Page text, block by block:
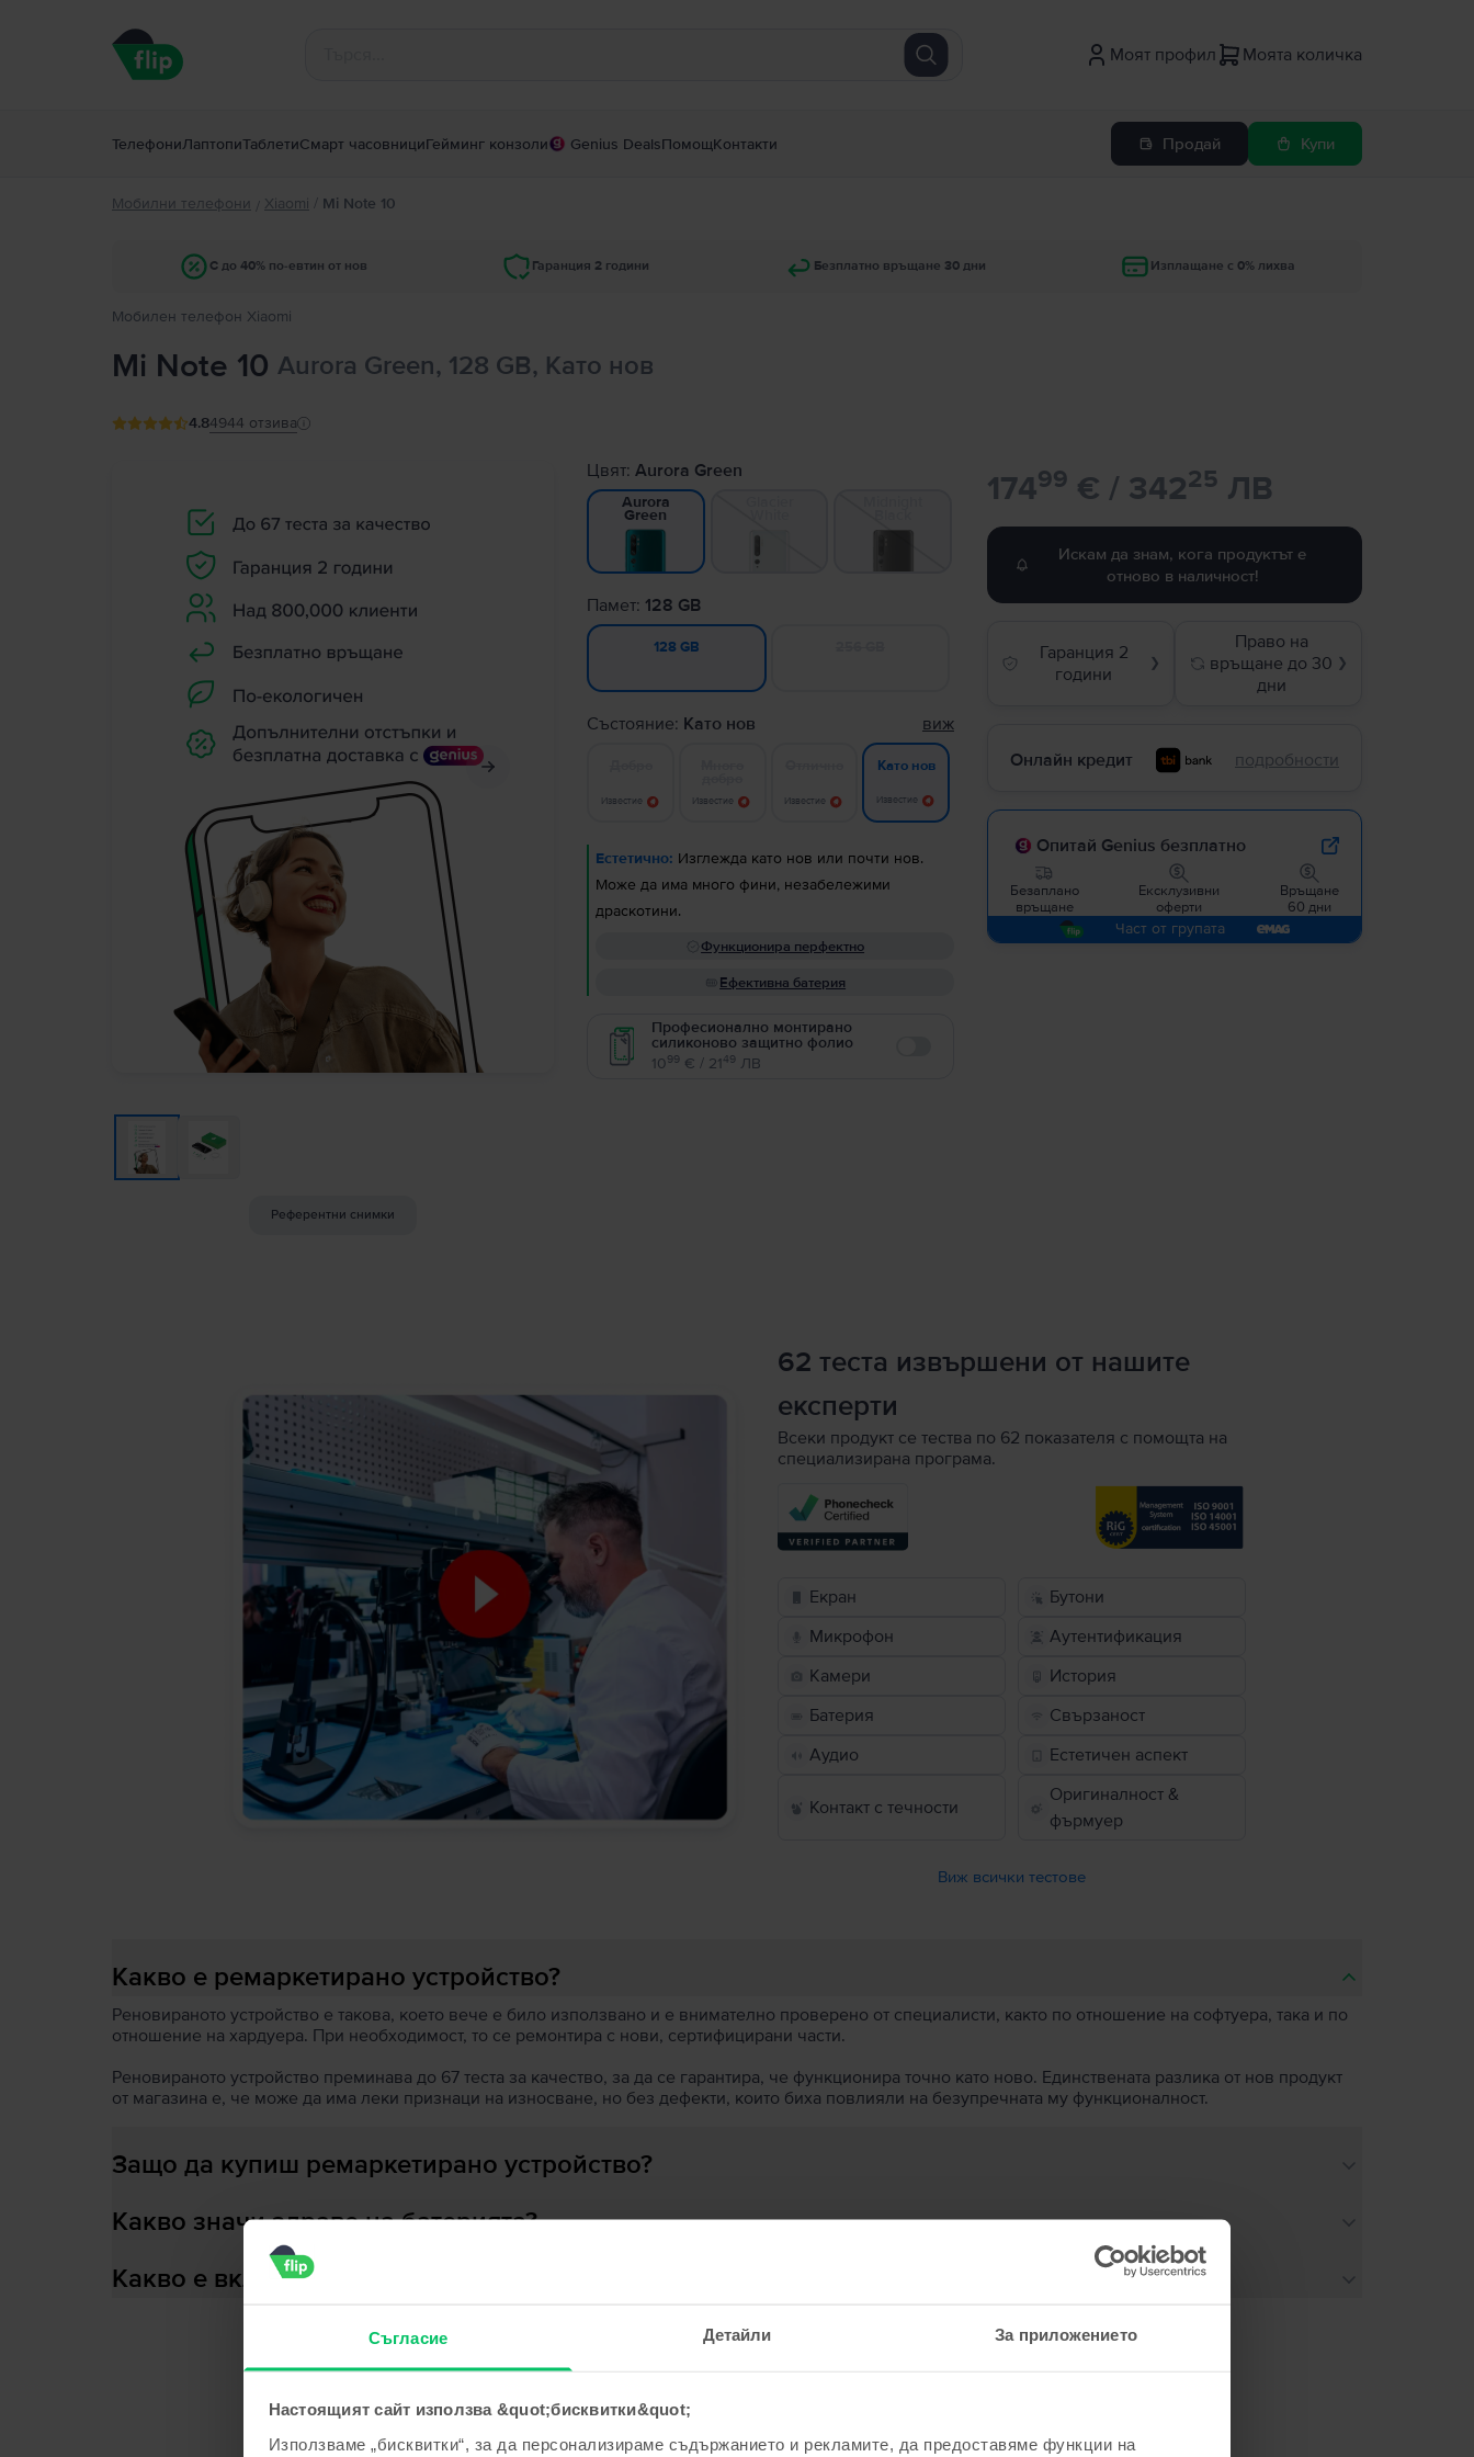
Съгласие Детайли За приложението
Настоящият сайт използва &quot;бисквитки&quot;
Използваме „бисквитки“, за да персонализираме съдържанието и рекламите, да предоставяме функции на
Моят профил Моята количка
ТелефониЛаптопиТаблетиСмарт часовнициГейминг конзоли Genius DealsПомощКонтакти Продай Купи
Мобилни телефони / Xiaomi / Mi Note 10
С до 40% по-евтин от нов Гаранция 2 години Безплатно връщане 30 дни Изплащане с 0% лихва
Мобилен телефон Xiaomi
Mi Note 10 Aurora Green, 128 GB, Като нов
4.84944 отзива
Референтни снимки
Цвят:Aurora Green
Aurora
Green
Памет: 128 GB
128 GB
Състояние: Като нов виж
Известие Известие Известие
Като нов
Известие
Естетично: Изглежда като нов или почти нов.
Може да има много фини, незабележими
драскотини.
Функционира перфектно
Ефективна батерия
Професионално монтирано
силиконово защитно фолио
1099 € / 2149 ЛВ
17499 € / 34225 ЛВ
Искам да знам, кога продуктът е
отново в наличност!
Гаранция 2
години
❯
Право на
връщане до 30
дни
❯
Онлайн кредит подробности
Опитай Genius безплатно
Безаплано
връщане
Ексклузивни
оферти
Връщане
60 дни
Част от групата
62 теста извършени от нашите
експерти
Всеки продукт се тества по 62 показателя с помощта на
специализирана програма.
Екран
Бутони
Микрофон
Аутентификация
Камери
История
Батерия
Свързаност
Аудио
Естетичен аспект
Контакт с течности
Оригиналност &
фърмуер
Виж всички тестове
Какво е ремаркетирано устройство?
Реновираното устройство е такова, което вече е било използвано и е внимателно проверено от специалисти, както по отношение на софтуера, така и по
отношение на хардуера. При необходимост, то се ремонтира с нови, сертифицирани части.
Реновираното устройство преминава до 67 теста за качество, за да се гарантира, че функционира точно като ново. Единствената разлика от нов продукт
от магазина е, че може да има леки признаци на износване, но без дефекти, които биха повлияли на безупречната му функционалност.
Защо да купиш ремаркетирано устройство?
Какво значи здраве на батерията?
Какво е включено в кутията?
Сходни продукти с твоето търсене